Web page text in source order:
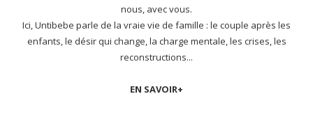
nous, avec vous.
Ici, Untibebe parle de la vraie vie de famille : le couple après les
enfants, le désir qui change, la charge mentale, les crises, les
reconstructions...
EN SAVOIR+